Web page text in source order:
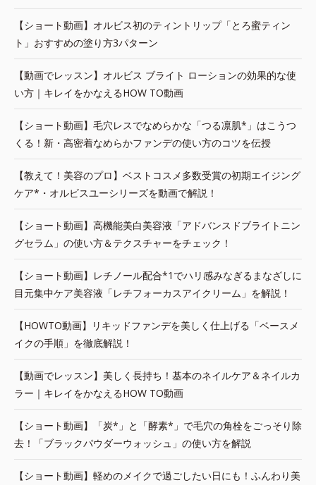
【ショート動画】オルビス初のティントリップ「とろ蜜ティン
ト」おすすめの塗り方3パターン
【動画でレッスン】オルビス ブライト ローションの効果的な使
い方｜キレイをかなえるHOW TO動画
【ショート動画】毛穴レスでなめらかな「つる凛肌*」はこうつ
くる！新・高密着なめらかファンデの使い方のコツを伝授
【教えて！美容のプロ】ベストコスメ多数受賞の初期エイジング
ケア*・オルビスユーシリーズを動画で解説！
【ショート動画】高機能美白美容液「アドバンスドブライトニン
グセラム」の使い方＆テクスチャーをチェック！
【ショート動画】レチノール配合*1でハリ感みなぎるまなざしに
目元集中ケア美容液「レチフォーカスアイクリーム」を解説！
【HOWTO動画】リキッドファンデを美しく仕上げる「ベースメ
イクの手順」を徹底解説！
【動画でレッスン】美しく長持ち！基本のネイルケア＆ネイルカ
ラー｜キレイをかなえるHOW TO動画
【ショート動画】「炭*」と「酵素*」で毛穴の角栓をごっそり除
去！「ブラックパウダーウォッシュ」の使い方を解説
【ショート動画】軽めのメイクで過ごしたい日にも！ふんわり美